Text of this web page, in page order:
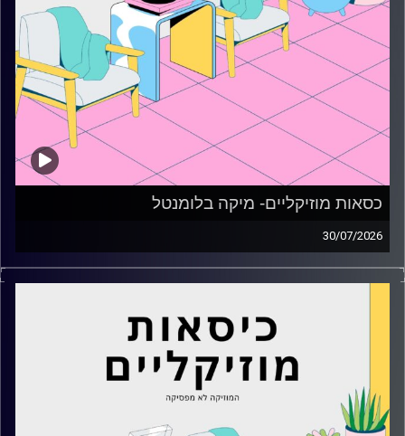
כסאות מוזיקליים- מיקה בלומנטל
30/07/2026
כסאות מוזיקליים עם מיקה בלומנטל